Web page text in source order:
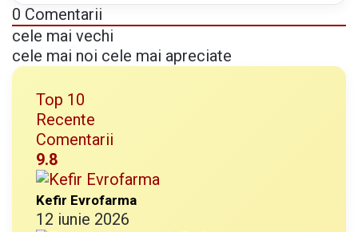
l
ă
0 Comentarii
cele mai vechi
cele mai noi cele mai apreciate
Top 10
Recente
Comentarii
9.8
Kefir Evrofarma
12 iunie 2026